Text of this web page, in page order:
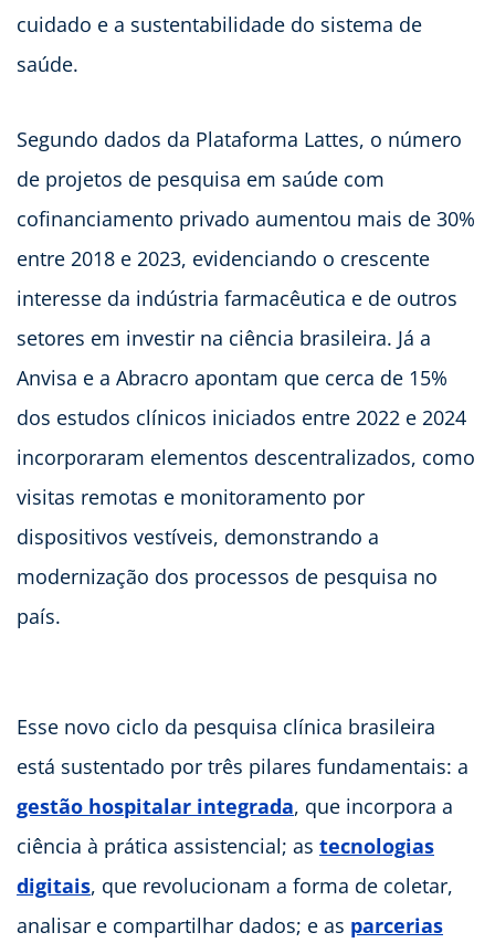
cuidado e a sustentabilidade do sistema de
saúde.
Segundo dados da Plataforma Lattes, o número
de projetos de pesquisa em saúde com
cofinanciamento privado aumentou mais de 30%
entre 2018 e 2023, evidenciando o crescente
interesse da indústria farmacêutica e de outros
setores em investir na ciência brasileira. Já a
Anvisa e a Abracro apontam que cerca de 15%
dos estudos clínicos iniciados entre 2022 e 2024
incorporaram elementos descentralizados, como
visitas remotas e monitoramento por
dispositivos vestíveis, demonstrando a
modernização dos processos de pesquisa no
país.
Esse novo ciclo da pesquisa clínica brasileira
está sustentado por três pilares fundamentais: a
gestão hospitalar integrada, que incorpora a
ciência à prática assistencial; as tecnologias
digitais, que revolucionam a forma de coletar,
analisar e compartilhar dados; e as parcerias